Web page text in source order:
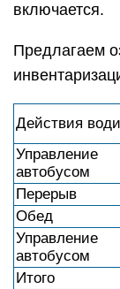
включается.
Предлагаем
Действия
Управление
автобусом
Перерыв
Обед
Управление
автобусом
Итого